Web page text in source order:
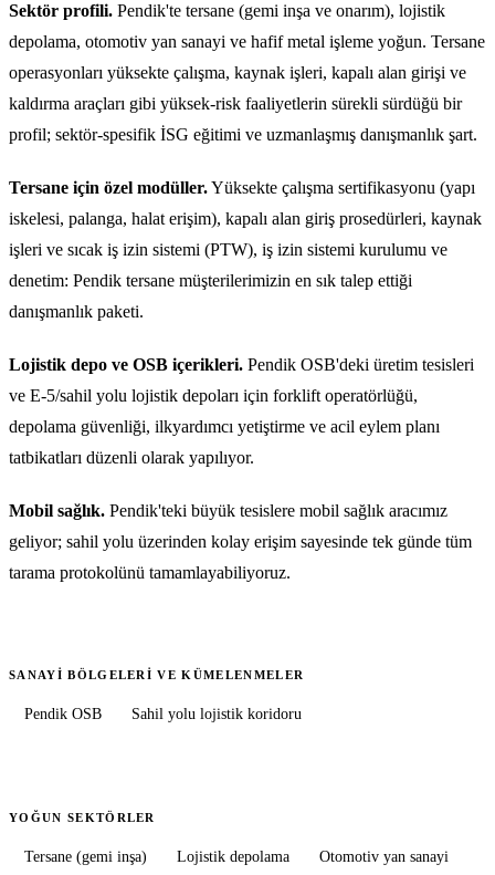
Sektör profili. Pendik'te tersane (gemi inşa ve onarım), lojistik
depolama, otomotiv yan sanayi ve hafif metal işleme yoğun. Tersane
operasyonları yüksekte çalışma, kaynak işleri, kapalı alan girişi ve
kaldırma araçları gibi yüksek-risk faaliyetlerin sürekli sürdüğü bir
profil; sektör-spesifik İSG eğitimi ve uzmanlaşmış danışmanlık şart.
Tersane için özel modüller.Yüksekte çalışma sertifikasyonu (yapı
iskelesi, palanga, halat erişim), kapalı alan giriş prosedürleri, kaynak
işleri ve sıcak iş izin sistemi (PTW), iş izin sistemi kurulumu ve
denetim: Pendik tersane müşterilerimizin en sık talep ettiği
danışmanlık paketi.
Lojistik depo ve OSB içerikleri. Pendik OSB'deki üretim tesisleri
ve E-5/sahil yolu lojistik depoları için forklift operatörlüğü,
depolama güvenliği, ilkyardımcı yetiştirme ve acil eylem planı
tatbikatları düzenli olarak yapılıyor.
Mobil sağlık. Pendik'teki büyük tesislere mobil sağlık aracımız
geliyor; sahil yolu üzerinden kolay erişim sayesinde tek günde tüm
tarama protokolünü tamamlayabiliyoruz.
SANAYI BÖLGELERI VE KÜMELENMELER
Pendik OSB Sahil yolu lojistik koridoru
YOĞUN SEKTÖRLER
Tersane (gemi inşa) Lojistik depolama
Otomotiv yan sanayi